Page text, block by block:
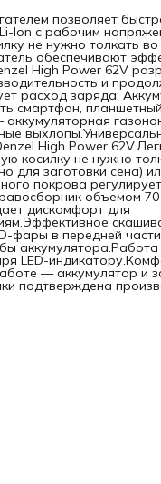
эксплуатация —
л легко опустошать и
газонокосилки не
конструкция
к
2 LED-фары в
— защита от
срок службы
остановок —
благодаря LED-
— на рукоятке
к работе —
входят в комплект
техники
позволяет
Ion с рабочим
не нужно толкать
обеспечивают
High Power 62V
и
расход заряда.
смартфон,
High Power
косилку не нужно
для заготовки сена)
покрова
объемом 70
дискомфорт для
фары в передней части
аккумулятора.Работа
LED-
— аккумулятор и
подтверждена